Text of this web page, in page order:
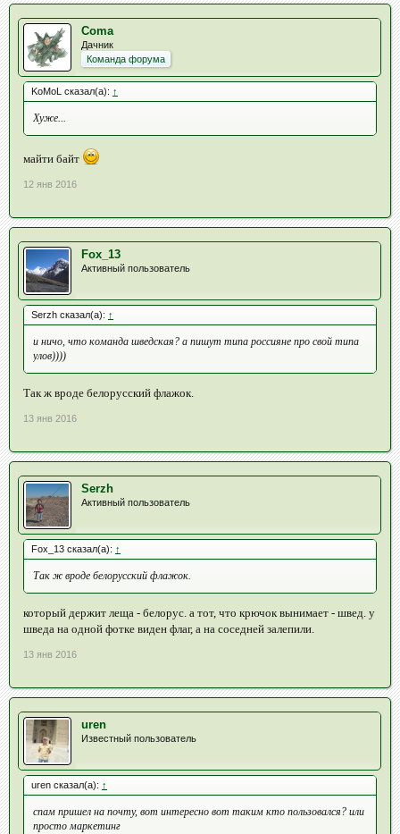
Coma
Дачник
Команда форума
KoMoL сказал(а): ↑
Хуже...
майти байт
12 янв 2016
Fox_13
Активный пользователь
Serzh сказал(а): ↑
и ничо, что команда шведская? а пишут типа россияне про свой типа
улов))))
Так ж вроде белорусский флажок.
13 янв 2016
Serzh
Активный пользователь
Fox_13 сказал(а): ↑
Так ж вроде белорусский флажок.
который держит леща - белорус. а тот, что крючок вынимает - швед. у
шведа на одной фотке виден флаг, а на соседней залепили.
13 янв 2016
uren
Известный пользователь
uren сказал(а): ↑
спам пришел на почту, вот интересно вот таким кто пользовался? или
просто маркетинг